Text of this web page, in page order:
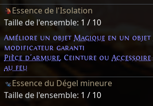
Essence de l'Isolation
Taille de l'ensemble: 1 / 10
Améliore un objet Magique en un objet
modificateur garanti
Pièce d'armure, Ceinture ou Accessoire:
au feu
Essence du Dégel mineure
Taille de l'ensemble: 1 / 10